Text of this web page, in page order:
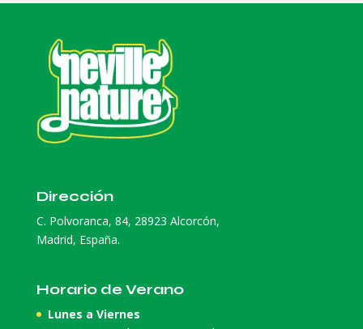
Dirección
C. Polvoranca, 84, 28923 Alcorcón,
Madrid, España.
Horario de Verano
Lunes a Viernes